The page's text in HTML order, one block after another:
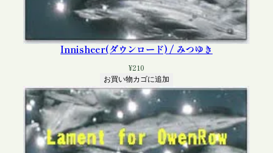
Innisheer(ダウンロード) / みつゆき
¥210
お買い物カゴに追加